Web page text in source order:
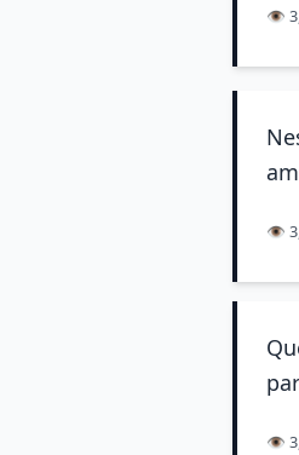
👁️
👁️
👁️